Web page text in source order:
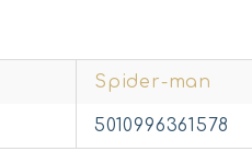
Spider-man
5010996361578